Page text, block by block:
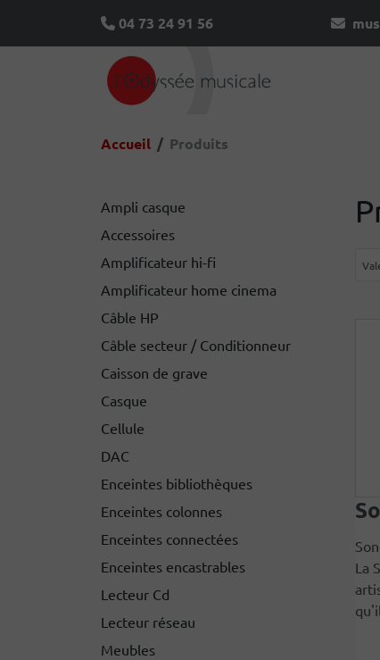
04 73 24 91 56
Accueil Produits
Ampli casque
Accessoires
Amplificateur hi-fi
Amplificateur home cinema
Câble HP
Câble secteur / Conditionneur
Caisson de grave
Casque
Cellule
DAC
Enceintes bibliothèques
Enceintes colonnes
Enceintes connectées
Enceintes encastrables
Lecteur Cd
Lecteur réseau
Meubles
La